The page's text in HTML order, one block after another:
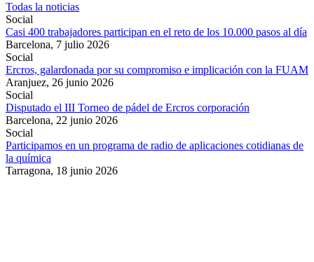
Todas la noticias
Social
Casi 400 trabajadores participan en el reto de los 10.000 pasos al día
Barcelona, 7 julio 2026
Social
Ercros, galardonada por su compromiso e implicación con la FUAM
Aranjuez, 26 junio 2026
Social
Disputado el III Torneo de pádel de Ercros corporación
Barcelona, 22 junio 2026
Social
Participamos en un programa de radio de aplicaciones cotidianas de
la química
Tarragona, 18 junio 2026